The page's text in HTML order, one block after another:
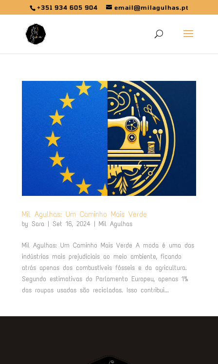
+351 934 605 904 email@milagulhas.pt
Mil Agulhas: Um Caminho Mais Verde
by Sara| Set 16, 2024 | Mil Agulhas
Mil Agulhas: Um Caminho Mais Verde A moda é uma das
indústrias mais prejudiciais ao meio ambiente, ficando
atrás apenas dos combustíveis fósseis e da agricultura.
Segundo estimativas do Parlamento Europeu, apenas 1%
das roupas usadas são recicladas. Isso contribui...